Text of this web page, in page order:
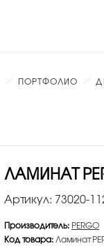
ПОРТФОЛИО
ЛАМИНАТ
Артикул: 73020-
Производитель: PERGO
Код товара:Ламинат